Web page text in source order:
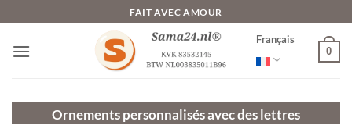
au
contenu
FAIT AVEC AMOUR
Français
0
Ornements personnalisés avec des lettres